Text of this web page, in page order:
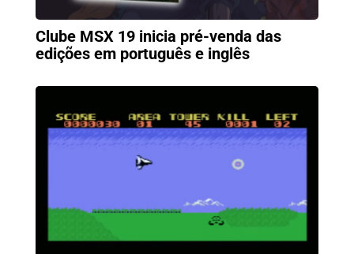
Clube MSX 19 inicia pré-venda das
edições em português e inglês